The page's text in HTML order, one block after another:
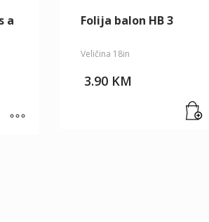
a
Folija balon HB 3
Veličina 18in
3.90 KM